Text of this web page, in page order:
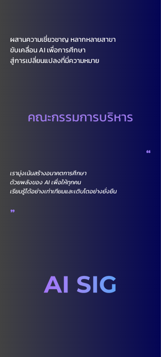
ผสานความเชี่ยวชาญ หลากหลายสาขา
ขับเคลื่อน AI เพื่อการศึกษา
สู่การเปลี่ยนแปลงที่มี่ความหมาย
คณะกรรมการบริหาร
เรามุ่งเน้นสร้างอนาคตการศึกษา
ด้วยพลังของ AI เพื่อให้ทุกคน
เรียนรู้ได้อย่างเท่าเทียมและเติบโตอย่างยั่งยืน
"